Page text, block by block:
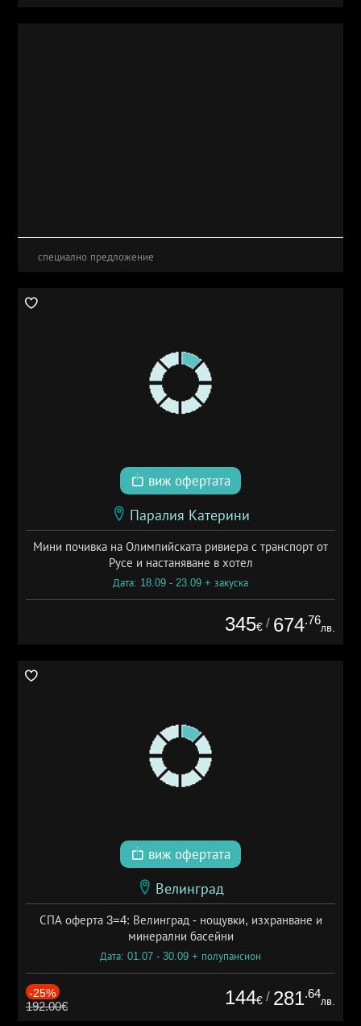
специално предложение
виж офертата
Паралия Катерини
Мини почивка на Олимпийската ривиера с транспорт от
Русе и настаняване в хотел
Дата: 18.09 - 23.09 + закуска
345€ / 674.76
лв.
виж офертата
Велинград
СПА оферта 3=4: Велинград - нощувки, изхранване и
минерални басейни
Дата: 01.07 - 30.09 + полупансион
-25%
192.00€ 144€ / 281.64
лв.